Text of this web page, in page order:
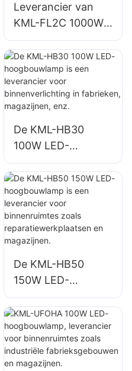
Leverancier van
KML-FL2C 1000W
LED-schijnwerpers
voor
buitenverlichting in
haventerminals en
luchthavens
De KML-HB30
100W LED-
hoogbouwlamp is
een leverancier
voor
binnenverlichting in
fabrieken,
magazijnen, enz.
De KML-HB50
150W LED-
hoogbouwlamp is
een leverancier
voor binnenruimtes
zoals
reparatiewerkplaat